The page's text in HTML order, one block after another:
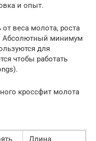
и опыт.
веса молота, роста
Абсолютный минимум
для
чтобы работать
кроссфит молота
Длина